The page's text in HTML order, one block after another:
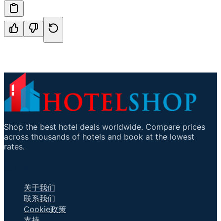
Shop the best hotel deals worldwide. Compare prices
across thousands of hotels and book at the lowest
rates.
关于我们
联系我们
Cookie政策